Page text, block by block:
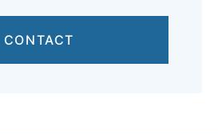
CONTACT